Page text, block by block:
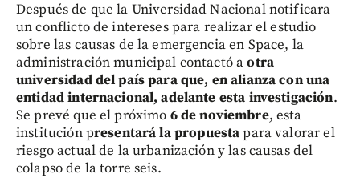
Después de que la Universidad Nacional notificara
un conflicto de intereses para realizar el estudio
sobre las causas de la emergencia en Space, la
administración municipal contactó aotra
universidad del país para que, en alianza con una
entidad internacional, adelante esta investigación.
Se prevé que el próximo 6 de noviembre, esta
institución presentará la propuestapara valorar el
riesgo actual de la urbanización y las causas del
colapso de la torre seis.